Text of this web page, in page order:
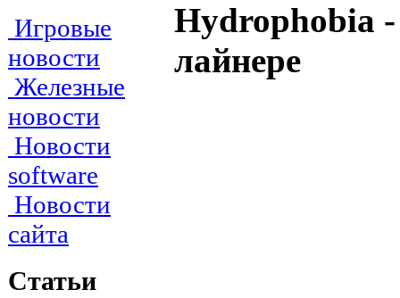
Игровые
новости
Железные
новости
Новости
software
Новости
сайта
Статьи
Hydrophobia -
лайнере